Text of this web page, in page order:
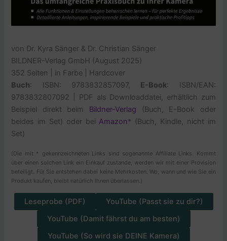
von Dr. Kyra Sänger & Dr. Christian Sänger
BILDNER-Verlag GmbH (August 2025)
352 Seiten
in Farbe | Hardcover
Buch: ISBN: 9783832857097, E-Book: ISBN/EAN:
9783832807092 | PDF als Downloaddatei, erhältlich zum
Beispiel direkt beim Bildner-Verlag (Buch, E-Book oder
beides im Set) oder bei Amazon* (Buch, Kindle, nicht im
Set)
(Die mit * gekennzeichneten Links sind sogenannte Affiliate Links. Kommt
über einen solchen Link ein Einkauf zustande, werden wir mit einer Provision
beteiligt. Für Sie entstehen dabei keine Mehrkosten. Wo, wann und wie Sie ein
Produkt kaufen, bleibt natürlich Ihnen überlassen.)
Leseprobe (PDF)
YouTube (Passt sie zu dir?)
YouTube (Damit fährst du am besten)
YouTube (So wird sie DEINE Kamera)